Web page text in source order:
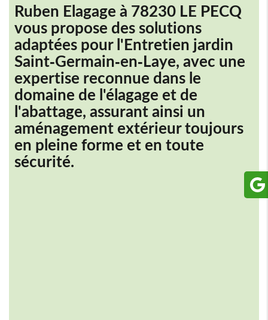
Ruben Elagage à 78230 LE PECQ
vous propose des solutions
adaptées pour l'Entretien jardin
Saint-Germain-en-Laye, avec une
expertise reconnue dans le
domaine de l'élagage et de
l'abattage, assurant ainsi un
aménagement extérieur toujours
en pleine forme et en toute
sécurité.